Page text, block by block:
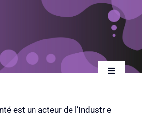
Toggle
est un acteur de l’Industrie